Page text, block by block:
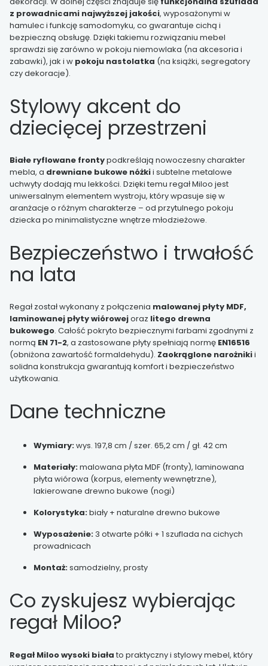
z prowadnicami najwyższej jakości, wyposażonymi w
hamulec i funkcję samodomyku, co gwarantuje cichą i
bezpieczną obsługę. Dzięki takiemu rozwiązaniu mebel
sprawdzi się zarówno w pokoju niemowlaka (na akcesoria i
zabawki), jak i w pokoju nastolatka (na książki, segregatory
czy dekoracje).
Stylowy akcent do
dziecięcej przestrzeni
Białe ryflowane frontypodkreślają nowoczesny charakter
mebla, a drewniane bukowe nóżkii subtelne metalowe
uchwyty dodają mu lekkości. Dzięki temu regał Miloo jest
uniwersalnym elementem wystroju, który wpasuje się w
aranżacje o różnym charakterze – od przytulnego pokoju
dziecka po minimalistyczne wnętrze młodzieżowe.
Bezpieczeństwo i trwałość
na lata
Regał został wykonany z połączenia malowanej płyty MDF,
laminowanej płyty wiórowejoraz litego drewna
bukowego. Całość pokryto bezpiecznymi farbami zgodnymi z
normą EN 71-2, a zastosowane płyty spełniają normę EN16516
(obniżona zawartość formaldehydu). Zaokrąglone narożnikii
solidna konstrukcja gwarantują komfort i bezpieczeństwo
użytkowania.
Dane techniczne
Wymiary:wys. 197,8 cm / szer. 65,2 cm / gł. 42 cm
Materiały:malowana płyta MDF (fronty), laminowana
płyta wiórowa (korpus, elementy wewnętrzne),
lakierowane drewno bukowe (nogi)
Kolorystyka:biały + naturalne drewno bukowe
Wyposażenie: 3 otwarte półki + 1 szuflada na cichych
prowadnicach
Montaż:samodzielny, prosty
Co zyskujesz wybierając
regał Miloo?
Regał Miloo wysoki biała to praktyczny i stylowy mebel, który